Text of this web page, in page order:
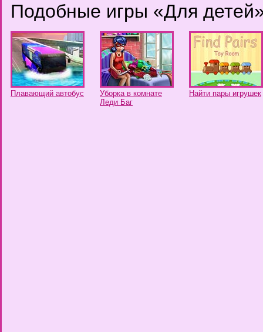
Подобные игры «Для
Плавающий автобус
Уборка в комнате
Леди Баг
Найти пары игрушек